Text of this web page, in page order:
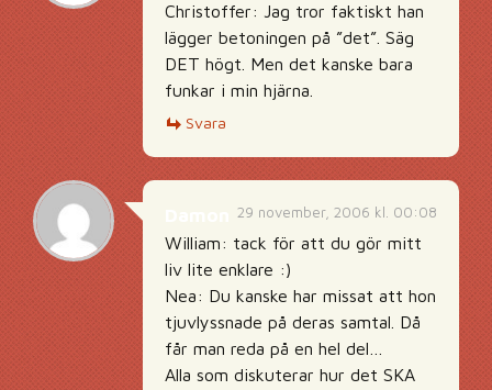
Christoffer: Jag tror faktiskt han
lägger betoningen på ”det”. Säg
DET högt. Men det kanske bara
funkar i min hjärna.
Svara
29 november, 2006 kl. 00:08
William: tack för att du gör mitt
liv lite enklare :)
Nea: Du kanske har missat att hon
tjuvlyssnade på deras samtal. Då
får man reda på en hel del…
Alla som diskuterar hur det SKA